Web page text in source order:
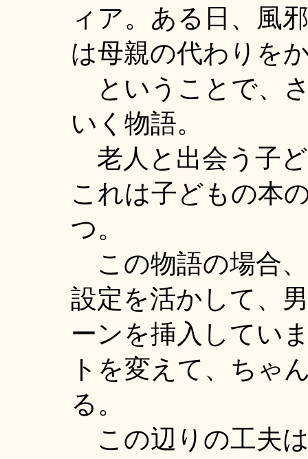
ィア。ある日、風
は母親の代わりを
ということで、
いく物語。
老人と出会う子
これは子どもの本
つ。
この物語の場合
設定を活かして、
ーンを挿入してい
トを変えて、ちゃ
る。
この辺りの工夫